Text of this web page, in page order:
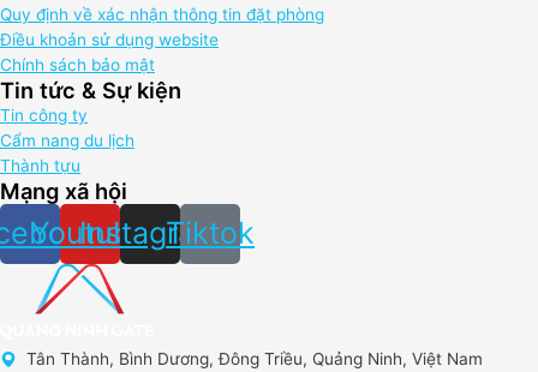
Quy định về xác nhận thông tin đặt phòng
Điều khoản sử dụng website
Chính sách bảo mật
Tin tức & Sự kiện
Tin công ty
Cẩm nang du lịch
Thành tựu
Mạng xã hội
Youtube
Instagram
Tiktok
Tân Thành, Bình Dương, Đông Triều, Quảng Ninh, Việt Nam